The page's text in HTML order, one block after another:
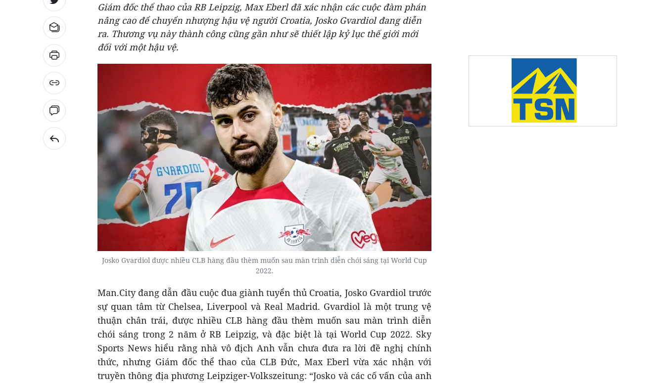
Giám đốc thể thao của RB Leipzig, Max Eberl đã xác nhận các cuộc đàm phán
nâng cao để chuyển nhượng hậu vệ người Croatia, Josko Gvardiol đang diễn
ra. Thương vụ này thành công cũng gần như sẽ thiết lập kỷ lục thế giới mới
đối với một hậu vệ.
Josko Gvardiol được nhiều CLB hàng đầu thèm muốn sau màn trình diễn chói sáng tại World Cup
2022.
Man.City đang dẫn đầu cuộc đua giành tuyển thủ Croatia, Josko Gvardiol trước
sự quan tâm từ Chelsea, Liverpool và Real Madrid. Gvardiol là một trung vệ
thuận chân trái, được nhiều CLB hàng đầu thèm muốn sau màn trình diễn
chói sáng trong 2 năm ở RB Leipzig, và đặc biệt là tại World Cup 2022. Sky
Sports News hiểu rằng nhà vô địch Anh vẫn chưa đưa ra lời đề nghị chính
thức, nhưng Giám đốc thể thao của CLB Đức, Max Eberl vừa xác nhận với
truyền thông địa phương Leipziger-Volkszeitung: “Josko và các cố vấn của anh